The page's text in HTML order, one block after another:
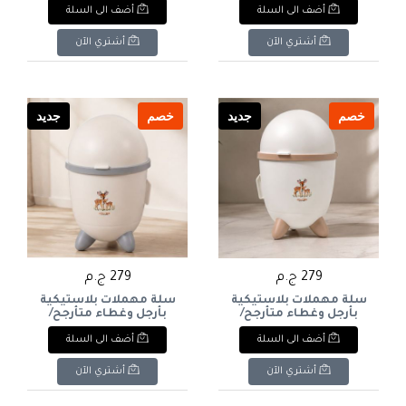
دقيقة - لون وردي/زهري).
& : All-in-One Compact
Dustpan & Brush Set
with Detail Cleaning
أضف الى السلة
أشتري الآن
in-One Compact
Dustpan & Brush Set
with Detail Cleaning
أضف الى السلة
أشتري الآن
خصم جديد
279 ج.م
سلة مهملات بلاستيكية
بأرجل وغطاء متأرجح/
متحرك بتصميم كرتوني
(طبعة الغزال - Little
Deer - لون بيج/بني). & :
Cute Standing Plastic
Trash Can with Legs &
أضف الى السلة
أشتري الآن
خصم جديد
279 ج.م
سلة مهملات بلاستيكية
بأرجل وغطاء متأرجح/
متحرك بتصميم كرتوني
(طبعة الغزال - Little
Deer). & : Cute Standing
Plastic Trash Can with
Legs & Swing/Dome Lid
أضف الى السلة
أشتري الآن